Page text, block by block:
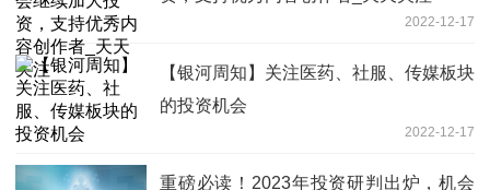
2022-12-17
【银河周知】关注医药、社服、传媒板块
的投资机会
2022-12-17
重磅必读！2023年投资研判出炉，机会